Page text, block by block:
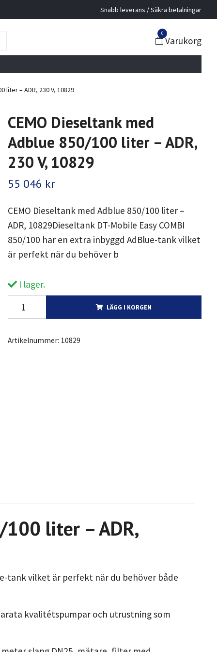
Snabb leverans / Säkra betalningar
0
Varukorg
liter – ADR, 230 V, 10829
CEMO Dieseltank med
Adblue 850/100 liter – ADR,
230 V, 10829
55 046 kr
CEMO Dieseltank med Adblue 850/100 liter –
ADR, 10829Dieseltank DT-Mobile Easy COMBI
850/100 har en extra inbyggd AdBlue-tank vilket
är perfekt när du behöver b
I lager.
LÄGG I KORGEN
Artikelnummer: 10829
100 liter – ADR,
tank vilket är perfekt när du behöver både
kvalitétspumpar och utrustning som